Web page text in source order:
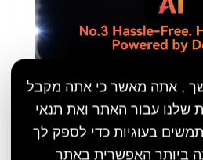
, אתה מאשר כי אתה מקבל
שלנו עבור האתר ואת תנאי
בעוגיות כדי לספק לך
ביותר האפשרית באתר